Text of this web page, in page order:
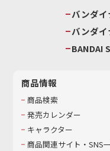
バンダイ
バンダイ
BANDAI
商品情報
商品検索
発売カレンダー
キャラクター
商品関連サイト・SNS